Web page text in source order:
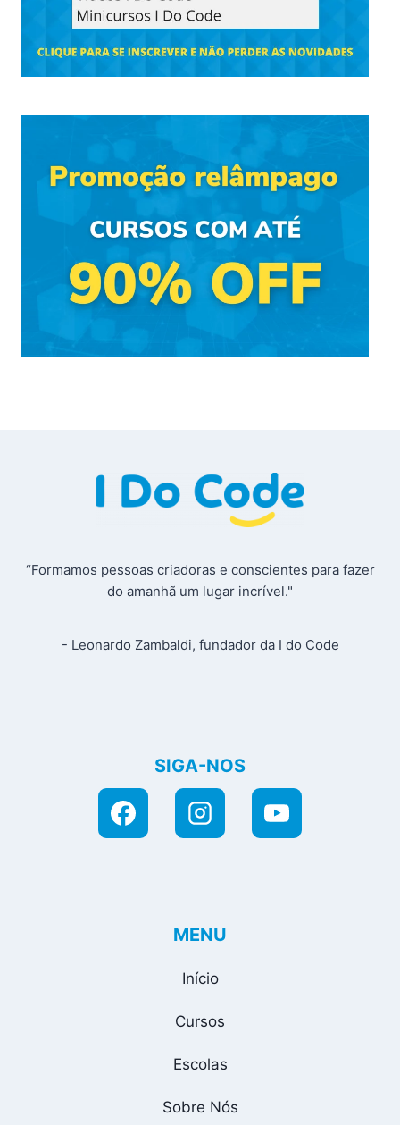
“Formamos pessoas criadoras e conscientes para fazer
do amanhã um lugar incrível."
- Leonardo Zambaldi, fundador da I do Code
SIGA-NOS
MENU
Início
Cursos
Escolas
Sobre Nós